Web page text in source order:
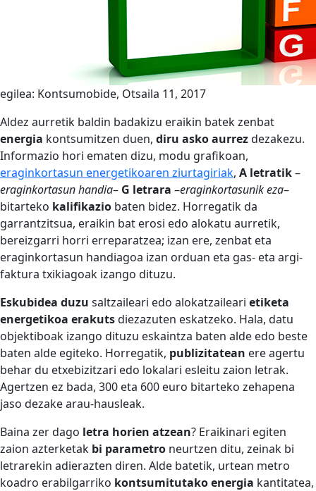
egilea: Kontsumobide, Otsaila 11, 2017
Aldez aurretik baldin badakizu eraikin batek zenbat
energia kontsumitzen duen, diru asko aurrezdezakezu.
Informazio hori ematen dizu, modu grafikoan,
eraginkortasun energetikoaren ziurtagiriak, A letratik–
eraginkortasun handia– G letrara –eraginkortasunik eza–
bitarteko kalifikazio baten bidez. Horregatik da
garrantzitsua, eraikin bat erosi edo alokatu aurretik,
bereizgarri horri erreparatzea; izan ere, zenbat eta
eraginkortasun handiagoa izan orduan eta gas- eta argi-
faktura txikiagoak izango dituzu.
Eskubidea duzu saltzaileari edo alokatzaileari etiketa
energetikoa erakutsdiezazuten eskatzeko. Hala, datu
objektiboak izango dituzu eskaintza baten alde edo beste
baten alde egiteko. Horregatik, publizitatean ere agertu
behar du etxebizitzari edo lokalari esleitu zaion letrak.
Agertzen ez bada, 300 eta 600 euro bitarteko zehapena
jaso dezake arau-hausleak.
Baina zer dago letra horien atzean? Eraikinari egiten
zaion azterketak bi parametro neurtzen ditu, zeinak bi
letrarekin adierazten diren. Alde batetik, urtean metro
koadro erabilgarriko kontsumitutako energia kantitatea,